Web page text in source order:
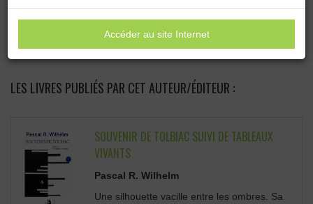
Accéder au site Internet
LES ÉDITIONS MARCOMIR
LES LIVRES PUBLIÉS PAR CET AUTEUR/ÉDITEUR :
SOUVENIR DE TOLBIAC SUIVI DE TABLEAUX
VIVANTS
Pascal R. Wilhelm
Une silhouette vacille entre les ombres. Sa